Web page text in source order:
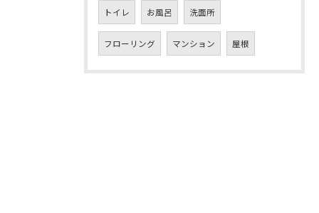
トイレ お風呂 洗面所
フローリング マンション 屋根